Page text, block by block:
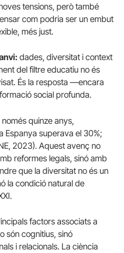
tensions, però també
com podria ser un embut
més just.
dades, diversitat i context
del filtre educatiu no és
És la resposta —encara
social profunda.
quinze anys,
Espanya superava el 30%;
2023). Aquest avenç no
reformes legals, sinó amb
que la diversitat no és un
la condició natural de
factors associats a
són cognitius, sinó
i relacionals. La ciència